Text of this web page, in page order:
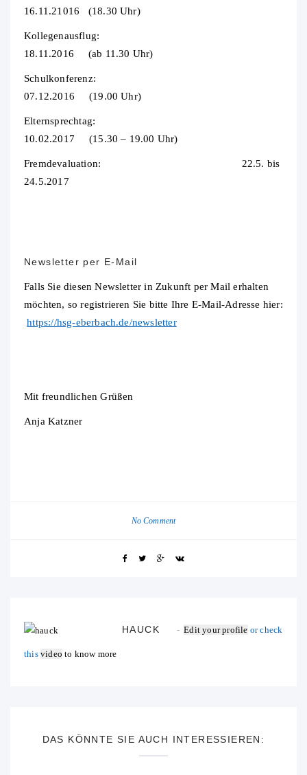
16.11.21016 (18.30 Uhr)
Kollegenausflug:
18.11.2016 (ab 11.30 Uhr)
Schulkonferenz:
07.12.2016 (19.00 Uhr)
Elternsprechtag:
10.02.2017 (15.30 – 19.00 Uhr)
Fremdevaluation: 22.5. bis
24.5.2017
Newsletter per E-Mail
Falls Sie diesen Newsletter in Zukunft per Mail erhalten
möchten, so registrieren Sie bitte Ihre E-Mail-Adresse hier:
https://hsg-eberbach.de/newsletter
Mit freundlichen Grüßen
Anja Katzner
No Comment
HAUCK Edit your profile or check
this video to know more
DAS KÖNNTE SIE AUCH INTERESSIEREN: